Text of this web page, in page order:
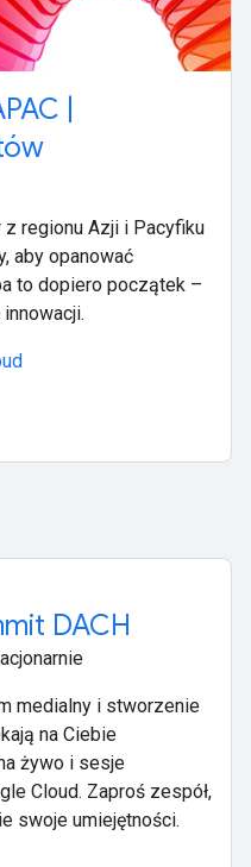
|
regionu Azji i Pacyfiku
aby opanować
to dopiero początek –
DACH
medialny i stworzenie
na Ciebie
żywo i sesje
Cloud. Zaproś zespół,
swoje umiejętności.